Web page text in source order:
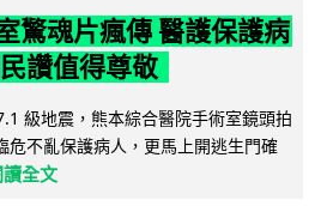
驚魂片瘋傳 醫護保護病
讚值得尊敬
級地震，熊本綜合醫院手術室鏡頭拍
危不亂保護病人，更馬上開逃生門確
讀全文